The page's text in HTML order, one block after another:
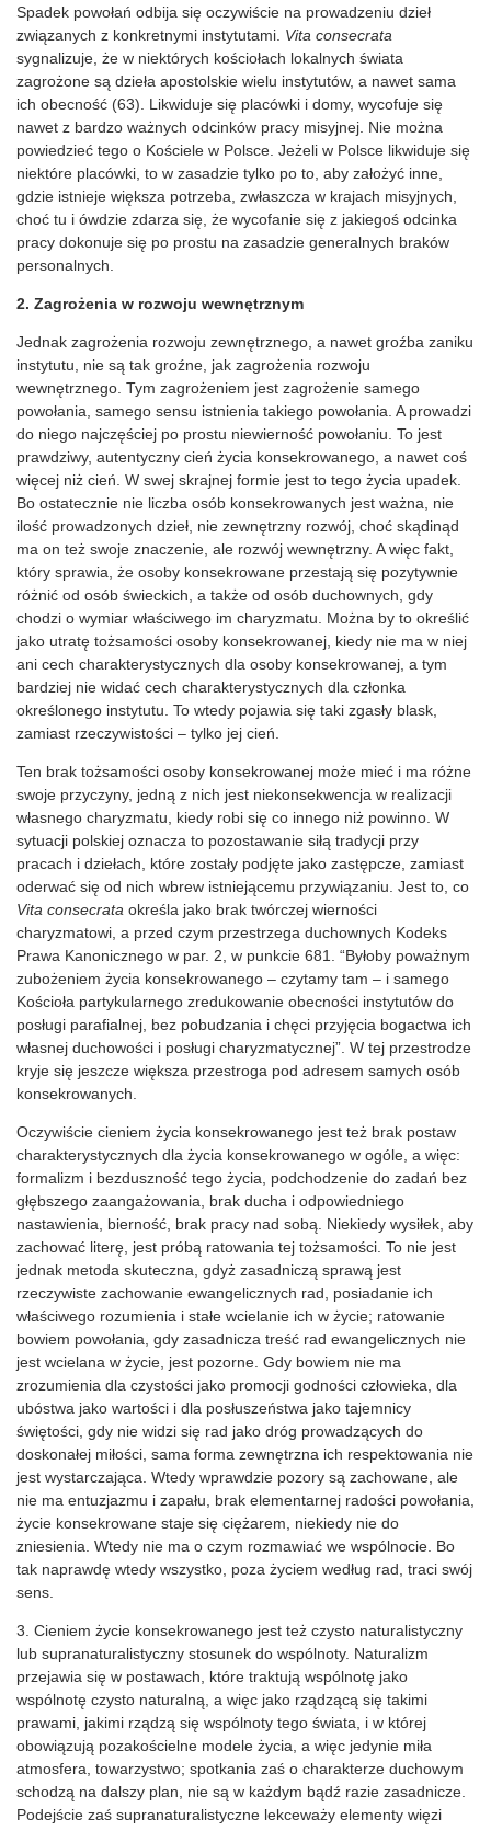
Spadek powołań odbija się oczywiście na prowadzeniu dzieł
związanych z konkretnymi instytutami. Vita consecrata
sygnalizuje, że w niektórych kościołach lokalnych świata
zagrożone są dzieła apostolskie wielu instytutów, a nawet sama
ich obecność (63). Likwiduje się placówki i domy, wycofuje się
nawet z bardzo ważnych odcinków pracy misyjnej. Nie można
powiedzieć tego o Kościele w Polsce. Jeżeli w Polsce likwiduje się
niektóre placówki, to w zasadzie tylko po to, aby założyć inne,
gdzie istnieje większa potrzeba, zwłaszcza w krajach misyjnych,
choć tu i ówdzie zdarza się, że wycofanie się z jakiegoś odcinka
pracy dokonuje się po prostu na zasadzie generalnych braków
personalnych.
2. Zagrożenia w rozwoju wewnętrznym
Jednak zagrożenia rozwoju zewnętrznego, a nawet groźba zaniku
instytutu, nie są tak groźne, jak zagrożenia rozwoju
wewnętrznego. Tym zagrożeniem jest zagrożenie samego
powołania, samego sensu istnienia takiego powołania. A prowadzi
do niego najczęściej po prostu niewierność powołaniu. To jest
prawdziwy, autentyczny cień życia konsekrowanego, a nawet coś
więcej niż cień. W swej skrajnej formie jest to tego życia upadek.
Bo ostatecznie nie liczba osób konsekrowanych jest ważna, nie
ilość prowadzonych dzieł, nie zewnętrzny rozwój, choć skądinąd
ma on też swoje znaczenie, ale rozwój wewnętrzny. A więc fakt,
który sprawia, że osoby konsekrowane przestają się pozytywnie
różnić od osób świeckich, a także od osób duchownych, gdy
chodzi o wymiar właściwego im charyzmatu. Można by to określić
jako utratę tożsamości osoby konsekrowanej, kiedy nie ma w niej
ani cech charakterystycznych dla osoby konsekrowanej, a tym
bardziej nie widać cech charakterystycznych dla członka
określonego instytutu. To wtedy pojawia się taki zgasły blask,
zamiast rzeczywistości – tylko jej cień.
Ten brak tożsamości osoby konsekrowanej może mieć i ma różne
swoje przyczyny, jedną z nich jest niekonsekwencja w realizacji
własnego charyzmatu, kiedy robi się co innego niż powinno. W
sytuacji polskiej oznacza to pozostawanie siłą tradycji przy
pracach i dziełach, które zostały podjęte jako zastępcze, zamiast
oderwać się od nich wbrew istniejącemu przywiązaniu. Jest to, co
Vita consecrata określa jako brak twórczej wierności
charyzmatowi, a przed czym przestrzega duchownych Kodeks
Prawa Kanonicznego w par. 2, w punkcie 681. “Byłoby poważnym
zubożeniem życia konsekrowanego – czytamy tam – i samego
Kościoła partykularnego zredukowanie obecności instytutów do
posługi parafialnej, bez pobudzania i chęci przyjęcia bogactwa ich
własnej duchowości i posługi charyzmatycznej”. W tej przestrodze
kryje się jeszcze większa przestroga pod adresem samych osób
konsekrowanych.
Oczywiście cieniem życia konsekrowanego jest też brak postaw
charakterystycznych dla życia konsekrowanego w ogóle, a więc:
formalizm i bezduszność tego życia, podchodzenie do zadań bez
głębszego zaangażowania, brak ducha i odpowiedniego
nastawienia, bierność, brak pracy nad sobą. Niekiedy wysiłek, aby
zachować literę, jest próbą ratowania tej tożsamości. To nie jest
jednak metoda skuteczna, gdyż zasadniczą sprawą jest
rzeczywiste zachowanie ewangelicznych rad, posiadanie ich
właściwego rozumienia i stałe wcielanie ich w życie; ratowanie
bowiem powołania, gdy zasadnicza treść rad ewangelicznych nie
jest wcielana w życie, jest pozorne. Gdy bowiem nie ma
zrozumienia dla czystości jako promocji godności człowieka, dla
ubóstwa jako wartości i dla posłuszeństwa jako tajemnicy
świętości, gdy nie widzi się rad jako dróg prowadzących do
doskonałej miłości, sama forma zewnętrzna ich respektowania nie
jest wystarczająca. Wtedy wprawdzie pozory są zachowane, ale
nie ma entuzjazmu i zapału, brak elementarnej radości powołania,
życie konsekrowane staje się ciężarem, niekiedy nie do
zniesienia. Wtedy nie ma o czym rozmawiać we wspólnocie. Bo
tak naprawdę wtedy wszystko, poza życiem według rad, traci swój
sens.
3. Cieniem życie konsekrowanego jest też czysto naturalistyczny
lub supranaturalistyczny stosunek do wspólnoty. Naturalizm
przejawia się w postawach, które traktują wspólnotę jako
wspólnotę czysto naturalną, a więc jako rządzącą się takimi
prawami, jakimi rządzą się wspólnoty tego świata, i w której
obowiązują pozakościelne modele życia, a więc jedynie miła
atmosfera, towarzystwo; spotkania zaś o charakterze duchowym
schodzą na dalszy plan, nie są w każdym bądź razie zasadnicze.
Podejście zaś supranaturalistyczne lekceważy elementy więzi